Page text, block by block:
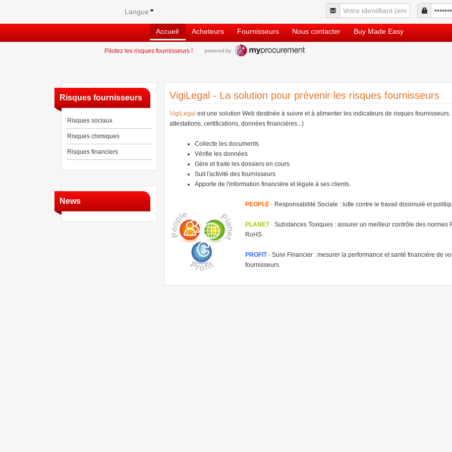
Pilotez les risques fournisseurs !
Langue
Accueil Acheteurs Fournisseurs Nous contacter Buy Made Easy
Risques fournisseurs
Risques sociaux
Risques chimiques
Risques financiers
News
VigiLegal - La solution pour prévenir les risques fournisseurs
VigiLegal est une solution Web destinée à suivre et à alimenter les indicateurs de risques
attestations, certifications, données financiéres...)
Collecte les documents
Vérifie les données
Gére et traite les dossiers en cours
Suit l'activité des fournisseurs
Apporte de l'information financiére et légale à ses clients.
PEOPLE - Responsabilité Sociale : lutte contre le travail dissimulé et
PLANET- Substances Toxiques : assurer un meilleur contrôle des normes
RoHS.
PROFIT- Suivi Financier : mesurer la performance et santé financiére de
fournisseurs.